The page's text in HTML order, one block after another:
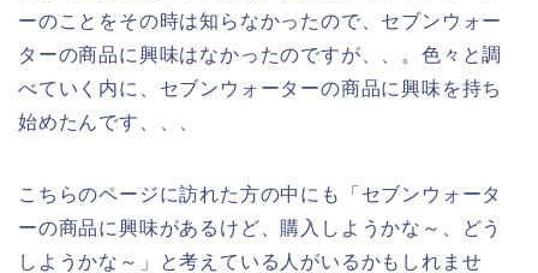
ーのことをその時は知らなかったので、セブンウォー
ターの商品に興味はなかったのですが、、。色々と調
べていく内に、セブンウォーターの商品に興味を持ち
始めたんです、、、
こちらのページに訪れた方の中にも「セブンウォータ
ーの商品に興味があるけど、購入しようかな～、どう
しようかな～」と考えている人がいるかもしれませ